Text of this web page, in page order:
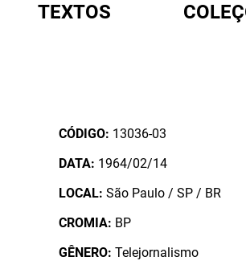
TEXTOS
CÓDIGO: 13036-03
DATA: 1964/02/14
LOCAL: São Paulo / SP / BR
CROMIA: BP
GÊNERO: Telejornalismo